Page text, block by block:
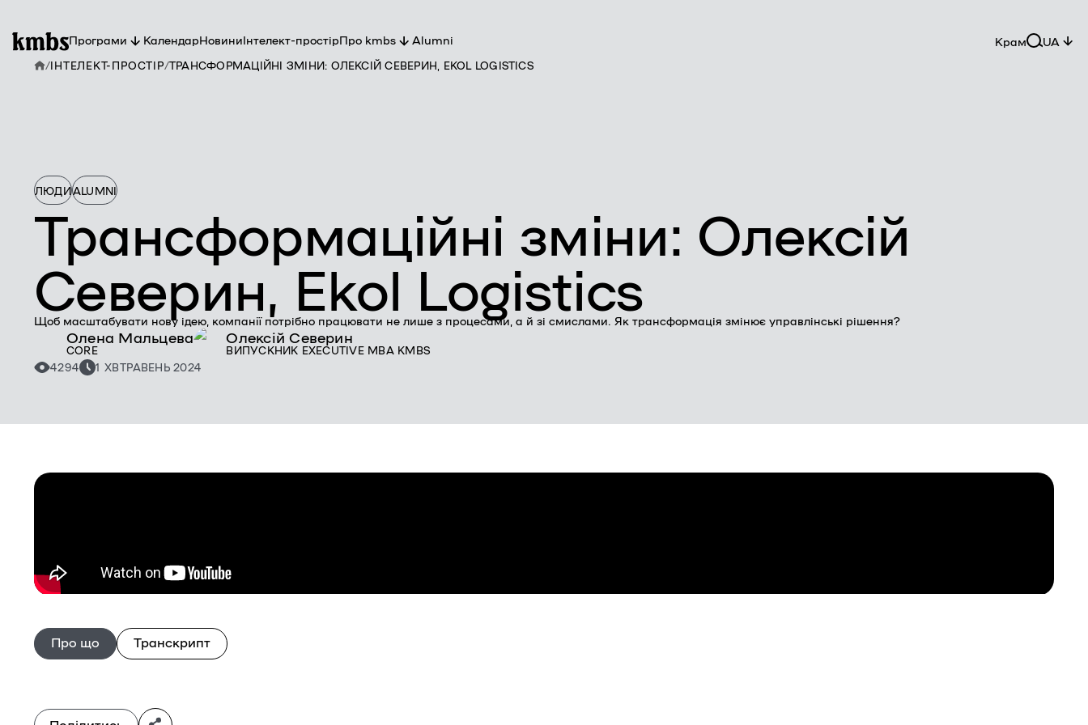
Програми КалендарНовиниІнтелект-простірПро kmbs
Про kmbs
Alumni Крам UA
ЛЮДИALUMNI
Трансформаційні зміни: Олексій
Северин, Ekol Logistics
Щоб масштабувати нову ідею, компанії потрібно працювати не лише з процесами, а й зі смислами. Як трансформація змінює управлінські рішення?
Олена Мальцева
CORE
Олексій Северин
ВИПУСКНИК EXECUTIVE MBA KMBS
4294
1 ХВТРАВЕНЬ 2024
/ІНТЕЛЕКТ-ПРОСТІР/ТРАНСФОРМАЦІЙНІ ЗМІНИ: ОЛЕКСІЙ СЕВЕРИН, EKOL LOGISTICS
Про що Транскрипт